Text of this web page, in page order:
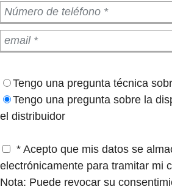
Tengo una pregunta técnica
Tengo una pregunta sobre la
el distribuidor
* Acepto que mis datos se
electrónicamente para tramitar mi
Nota: Puede revocar su